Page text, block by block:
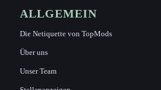
ALLGEMEIN
Die Netiquette von TopMods
Über uns
Unser Team